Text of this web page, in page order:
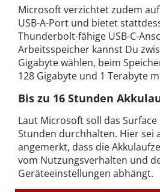
Microsoft verzichtet zudem
USB-A-Port und bietet
Thunderbolt-fähige USB-C-
Arbeitsspeicher kannst Du
Gigabyte wählen, beim
128 Gigabyte und 1 Terabyte
Bis zu 16 Stunden
Laut Microsoft soll das Surface
Stunden durchhalten. Hier sei
angemerkt, dass die
vom Nutzungsverhalten und
Geräteeinstellungen abhängt.